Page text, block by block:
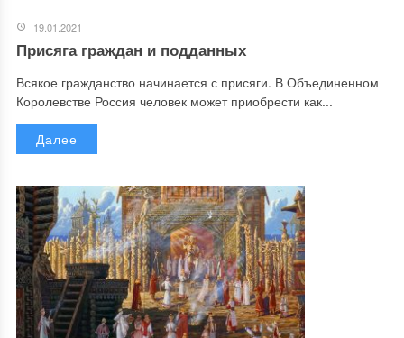
19.01.2021
Присяга граждан и подданных
Всякое гражданство начинается с присяги. В Объединенном
Королевстве Россия человек может приобрести как...
Далее